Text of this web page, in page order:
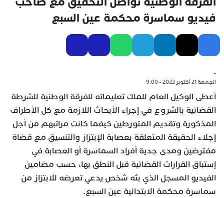
فيديو سماسرة محكمة عين السبع
.
الجمعة 21 أكتوبر 2022 - 9:00
أعطى الوكيل العام للملك تعليماته للفرقة الوطنية للشرطة
القضائية بالشروع في إجراء الأبحاث اللازمة مع كل الأطراف
المذكورة وتقديم المتورطين كيفما كانت مراتبهم من أجل
إجلاء الحقيقة المتعلقة بعصابة الإبتزاز والتنسيق مع قضاة
مفترضين ومدى جدية أفراد السماسرة أو العصابة في
إستباق القرارات القضائية قبل النطق بها، حسب مضامين
الفيديو المسجل الذي بثه شخص يدعي تعرضه للابتزاز من
سماسرة محكمة الابتدائية عين السبع.